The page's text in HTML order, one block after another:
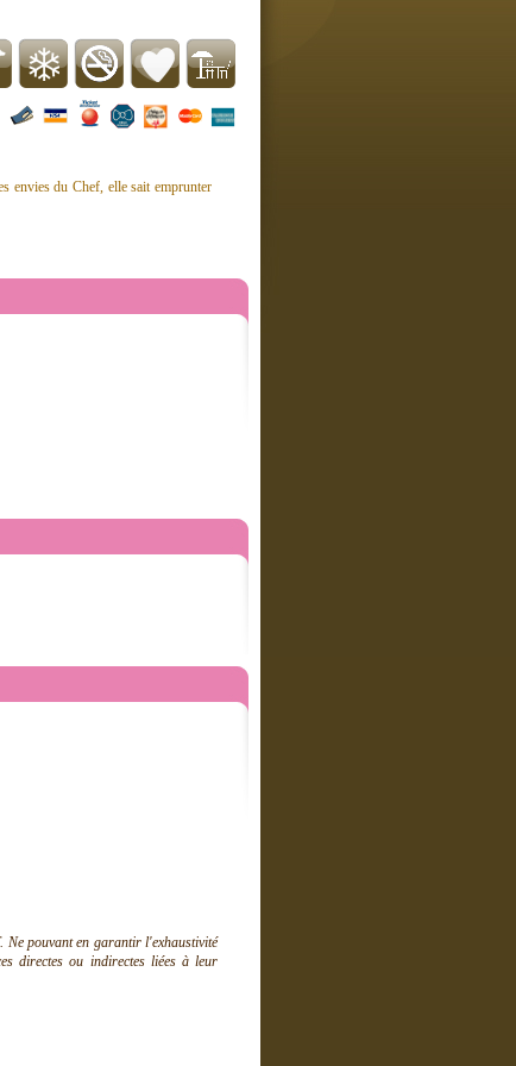
envies du Chef, elle sait emprunter
Ne pouvant en garantir l'exhaustivité
directes ou indirectes liées à leur